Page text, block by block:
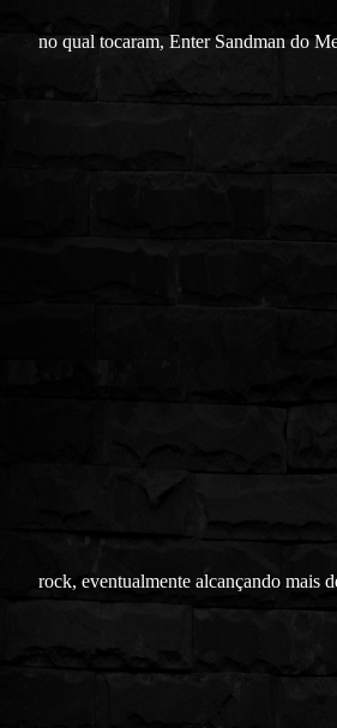
no qual tocaram, Enter Sandman do
rock, eventualmente alcançando mais